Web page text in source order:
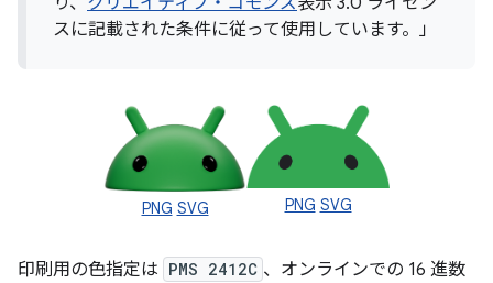
スに記載された条件に従って使用しています。」
PNG SVG PNG SVG
印刷用の色指定は PMS 2412C 、オンラインでの 16 進数